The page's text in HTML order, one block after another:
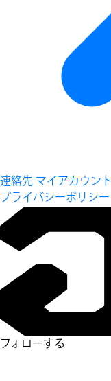
連絡先 マイアカウント
プライバシーポリシー
フォローする